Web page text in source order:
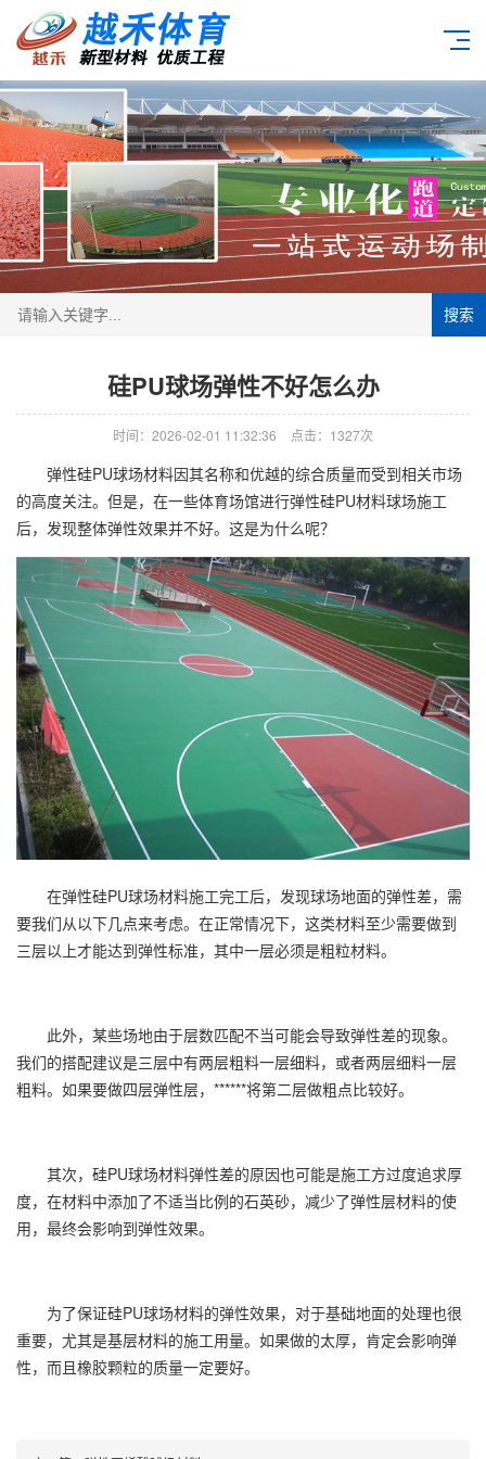
搜索
硅PU球场弹性不好怎么办
时间：2026-02-01 11:32:36 点击：1327次
弹性硅PU球场材料因其名称和优越的综合质量而受到相关市场
的高度关注。但是，在一些体育场馆进行弹性硅PU材料球场施工
后，发现整体弹性效果并不好。这是为什么呢？
在弹性硅PU球场材料施工完工后，发现球场地面的弹性差，需
要我们从以下几点来考虑。在正常情况下，这类材料至少需要做到
三层以上才能达到弹性标准，其中一层必须是粗粒材料。
此外，某些场地由于层数匹配不当可能会导致弹性差的现象。
我们的搭配建议是三层中有两层粗料一层细料，或者两层细料一层
粗料。如果要做四层弹性层，******将第二层做粗点比较好。
其次，硅PU球场材料弹性差的原因也可能是施工方过度追求厚
度，在材料中添加了不适当比例的石英砂，减少了弹性层材料的使
用，最终会影响到弹性效果。
为了保证硅PU球场材料的弹性效果，对于基础地面的处理也很
重要，尤其是基层材料的施工用量。如果做的太厚，肯定会影响弹
性，而且橡胶颗粒的质量一定要好。